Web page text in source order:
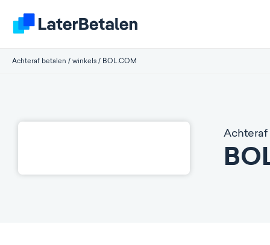
Achteraf betalen / winkels / BOL.COM